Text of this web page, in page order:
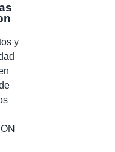
y